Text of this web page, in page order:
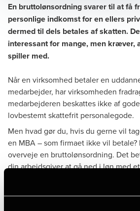
En bruttolønsordning svarer til at få
personlige indkomst for en ellers
dermed til dels betales af skatten.
interessant for mange, men kræver,
spiller med.
Når en virksomhed betaler en
medarbejder, har virksomheden
medarbejderen beskattes ikke af
lovbestemt skattefrit personalegode.
Men hvad gør du, hvis du gerne vil
en MBA – som firmaet ikke vil betale?
overveje en bruttolønsordning. Det
din arbejdsgiver at gå ned i løn med
uddannelsesudgiften, så
Lars Bodín Jacobsen
Director, Tax Legal